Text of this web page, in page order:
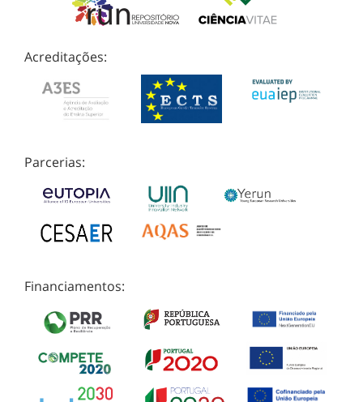
Acreditações:
Parcerias:
Financiamentos: